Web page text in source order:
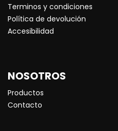
Terminos y condiciones
Política de devolución
Accesibilidad
NOSOTROS
Productos
Contacto